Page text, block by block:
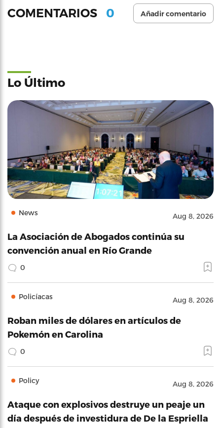
COMENTARIOS 0 Añadir comentario
Lo Último
News Aug 8, 2026
La Asociación de Abogados continúa su
convención anual en Río Grande
0
Policíacas Aug 8, 2026
Roban miles de dólares en artículos de
Pokemón en Carolina
0
Policy Aug 8, 2026
Ataque con explosivos destruye un peaje un
día después de investidura de De la Espriella